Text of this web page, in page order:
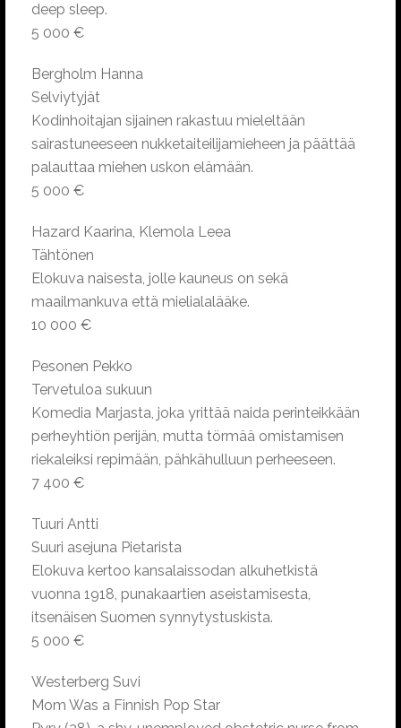
deep sleep.
5 000 €
Bergholm Hanna
Selviytyjät
Kodinhoitajan sijainen rakastuu mieleltään
sairastuneeseen nukketaiteilijamieheen ja päättää
palauttaa miehen uskon elämään.
5 000 €
Hazard Kaarina, Klemola Leea
Tähtönen
Elokuva naisesta, jolle kauneus on sekä
maailmankuva että mielialalääke.
10 000 €
Pesonen Pekko
Tervetuloa sukuun
Komedia Marjasta, joka yrittää naida perinteikkään
perheyhtiön perijän, mutta törmää omistamisen
riekaleiksi repimään, pähkähulluun perheeseen.
7 400 €
Tuuri Antti
Suuri asejuna Pietarista
Elokuva kertoo kansalaissodan alkuhetkistä
vuonna 1918, punakaartien aseistamisesta,
itsenäisen Suomen synnytystuskista.
5 000 €
Westerberg Suvi
Mom Was a Finnish Pop Star